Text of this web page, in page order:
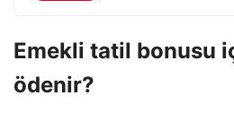
Emekli tatil bonusu
ödenir?